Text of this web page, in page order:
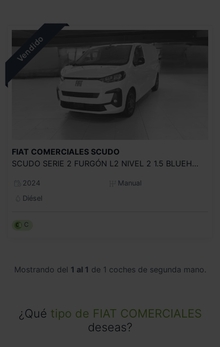
FIAT COMERCIALES SCUDO
SCUDO SERIE 2 FURGÓN L2 NIVEL 2 1.5 BLUEHDI 120 S&S MT6 €6.4 TRANSPORTE DE MERCANCÍAS
2024
Manual
Diésel
C
Mostrando del 1 al 1 de 1 coches de segunda mano.
¿Qué tipo de FIAT COMERCIALES
deseas?